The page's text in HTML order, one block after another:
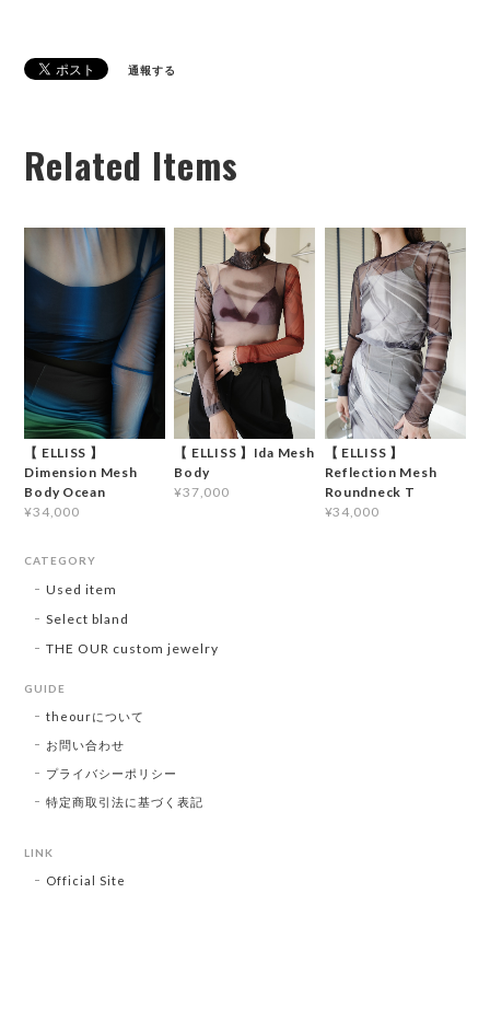
通報する
Related Items
【 ELLISS 】
Dimension Mesh
Body Ocean
¥34,000
【 ELLISS 】Ida Mesh
Body
¥37,000
【 ELLISS 】
Reflection Mesh
Roundneck T
¥34,000
CATEGORY
Used item
Select bland
THE OUR custom jewelry
GUIDE
theourについて
お問い合わせ
プライバシーポリシー
特定商取引法に基づく表記
LINK
Official Site